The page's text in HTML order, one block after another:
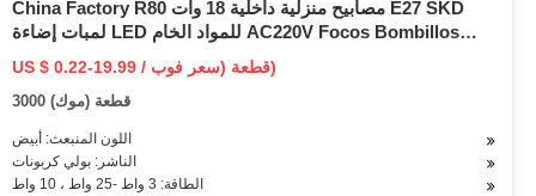
China Factory R80 مصابيح منزلية داخلية 18 وات E27 SKD
لمبات إضاءة LED للمواد الخام AC220V Focos Bombillos
إضاءة للأضواء الكاشفة مصباح عاكس للأضواء الكاشفة
US $ 0.22-19.99 / قطعة (سعر فوب)
3000 قطعة (موك)
اللون المنبعث: أبيض
الناشر: بولي كربونات
الطاقة: 3 واط -25 واط ، 10 واط